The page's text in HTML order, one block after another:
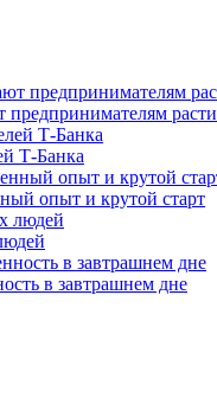
расти
Т-Банка
опыт и крутой старт
в завтрашнем дне